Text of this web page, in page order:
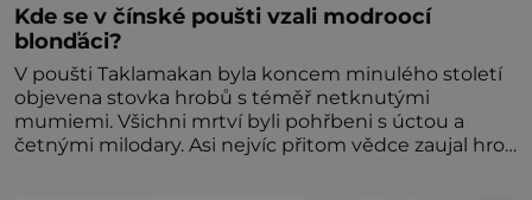
Kde se v čínské poušti vzali modroocí
blonďáci?
V poušti Taklamakan byla koncem minulého století
objevena stovka hrobů s téměř netknutými
mumiemi. Všichni mrtví byli pohřbeni s úctou a
četnými milodary. Asi nejvíc přitom vědce zaujal hrob